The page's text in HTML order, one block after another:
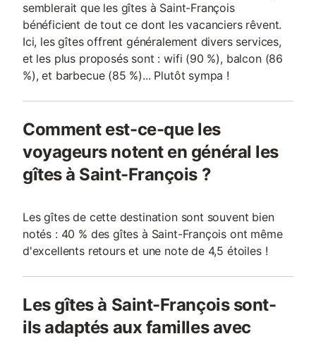
semblerait que les gîtes à Saint-François
bénéficient de tout ce dont les vacanciers rêvent.
Ici, les gîtes offrent généralement divers services,
et les plus proposés sont : wifi (90 %), balcon (86
%), et barbecue (85 %)... Plutôt sympa !
Comment est-ce-que les
voyageurs notent en général les
gîtes à Saint-François ?
Les gîtes de cette destination sont souvent bien
notés : 40 % des gîtes à Saint-François ont même
d'excellents retours et une note de 4,5 étoiles !
Les gîtes à Saint-François sont-
ils adaptés aux familles avec